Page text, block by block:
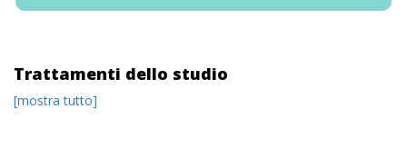
Trattamenti dello studio
[mostra tutto]